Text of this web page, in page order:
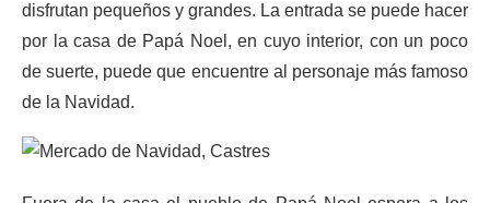
disfrutan pequeños y grandes. La entrada se puede hacer
por la casa de Papá Noel, en cuyo interior, con un poco
de suerte, puede que encuentre al personaje más famoso
de la Navidad.